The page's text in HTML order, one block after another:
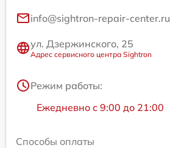
info@sightron-repair-center.ru
ул. Дзержинского, 25
Адрес сервисного центра Sightron
Режим работы:
Ежедневно с 9:00 до 21:00
Способы оплаты